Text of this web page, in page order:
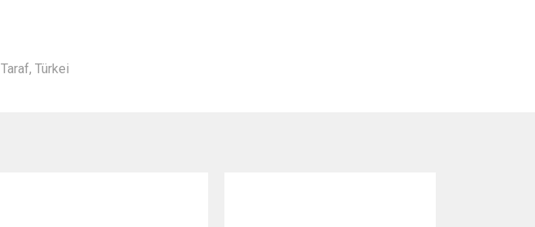
Taraf, Türkei